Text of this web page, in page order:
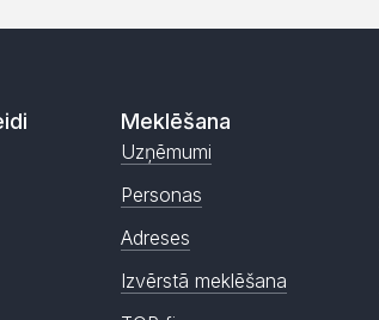
Meklēšana
Uzņēmumi
Personas
Adreses
Izvērstā meklēšana